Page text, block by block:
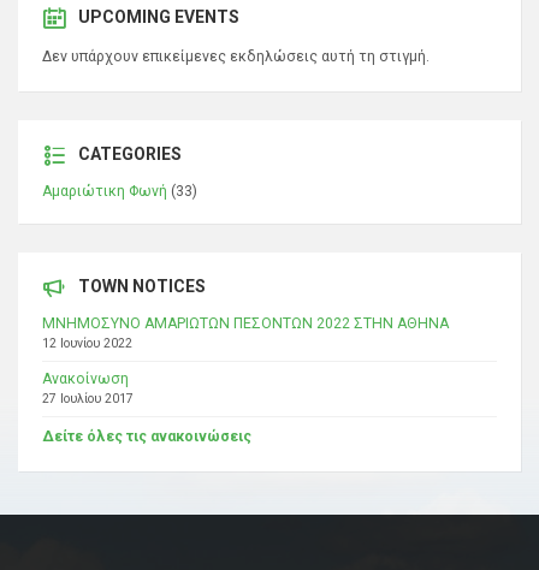
UPCOMING EVENTS
Δεν υπάρχουν επικείμενες εκδηλώσεις αυτή τη στιγμή.
CATEGORIES
Αμαριώτικη Φωνή (33)
TOWN NOTICES
ΜΝΗΜΟΣΥΝΟ ΑΜΑΡΙΩΤΩΝ ΠΕΣΟΝΤΩΝ 2022 ΣΤΗΝ ΑΘΗΝΑ
12 Ιουνίου 2022
Ανακοίνωση
27 Ιουλίου 2017
Δείτε όλες τις ανακοινώσεις